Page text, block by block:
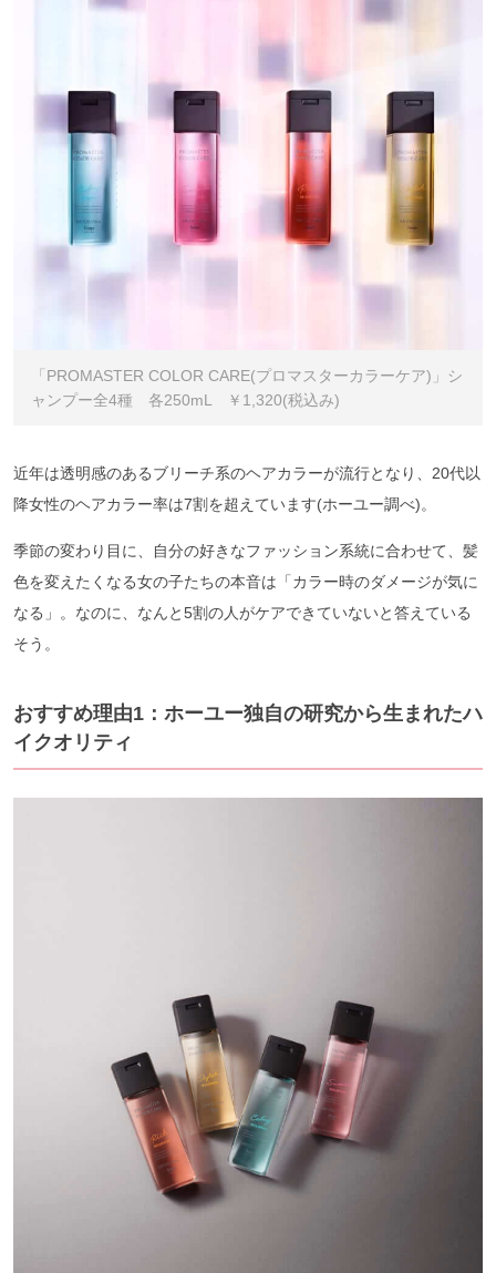
「PROMASTER COLOR CARE(プロマスターカラーケア)」シ
ャンプー全4種 各250mL ￥1,320(税込み)
近年は透明感のあるブリーチ系のヘアカラーが流行となり、20代以
降女性のヘアカラー率は7割を超えています(ホーユー調べ)。
季節の変わり目に、自分の好きなファッション系統に合わせて、髪
色を変えたくなる女の子たちの本音は「カラー時のダメージが気に
なる」。なのに、なんと5割の人がケアできていないと答えている
そう。
おすすめ理由1：ホーユー独自の研究から生まれたハ
イクオリティ